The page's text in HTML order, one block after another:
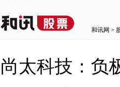
和讯网 >
尚太科技：负